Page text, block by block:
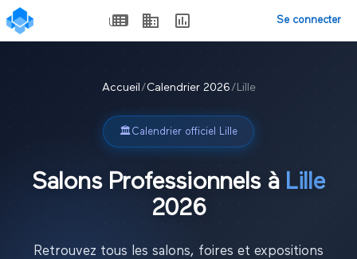
Se connecter
Accueil /Calendrier 2026/ Lille
🏛️ Calendrier officiel Lille
Salons Professionnels à Lille
2026
Retrouvez tous les salons, foires et expositions